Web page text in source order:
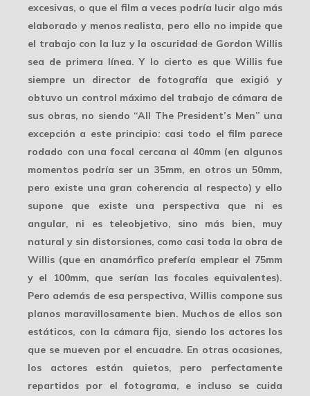
excesivas, o que el film a veces podría lucir algo más
elaborado y menos realista, pero ello no impide que
el trabajo con la luz y la oscuridad de Gordon Willis
sea de primera línea. Y lo cierto es que Willis fue
siempre un director de fotografía que exigió y
obtuvo un control máximo del trabajo de cámara de
sus obras, no siendo “All The President’s Men” una
excepción a este principio: casi todo el film parece
rodado con una focal cercana al 40mm(en algunos
momentos podría ser un 35mm, en otros un 50mm,
pero existe una gran coherencia al respecto) y ello
supone que existe una perspectiva que ni es
angular, ni es teleobjetivo, sino más bien, muy
natural y sin distorsiones, como casi toda la obra de
Willis (que en anamórfico prefería emplear el 75mm
y el 100mm, que serían las focales equivalentes).
Pero además de esa perspectiva, Willis componesus
planos maravillosamente bien. Muchos de ellos son
estáticos, con la cámara fija, siendo los actores los
que se mueven por el encuadre. En otras ocasiones,
los actores están quietos, pero perfectamente
repartidos por el fotograma, e incluso se cuida